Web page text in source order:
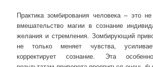
Практика зомбирования человека – это
вмешательство магии в сознание
желания и стремления. Зомбирующий
не только меняет чувства,
корректирует сознание. Эта